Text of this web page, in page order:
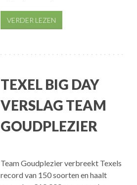
VERDER LEZEN
TEXEL BIG DAY
VERSLAG TEAM
GOUDPLEZIER
Team Goudplezier verbreekt Texels
record van 150 soorten en haalt